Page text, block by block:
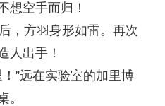
想空手而归！
，方羽身形如雷。再次
人出手！
”远在实验室的加里博
。